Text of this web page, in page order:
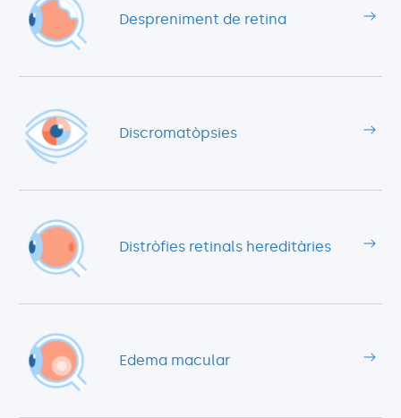
Despreniment de retina
Discromatòpsies
Distròfies retinals hereditàries
Edema macular